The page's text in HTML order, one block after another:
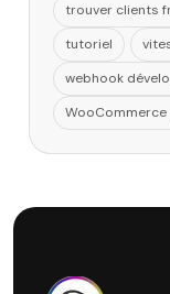
trouver clients
tutoriel
webhook